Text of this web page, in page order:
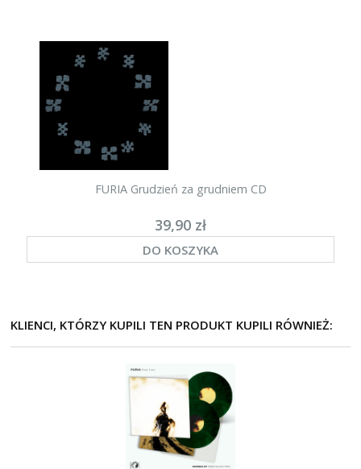
FURIA Grudzień za grudniem CD
39,90 zł
DO KOSZYKA
KLIENCI, KTÓRZY KUPILI TEN PRODUKT KUPILI RÓWNIEŻ: